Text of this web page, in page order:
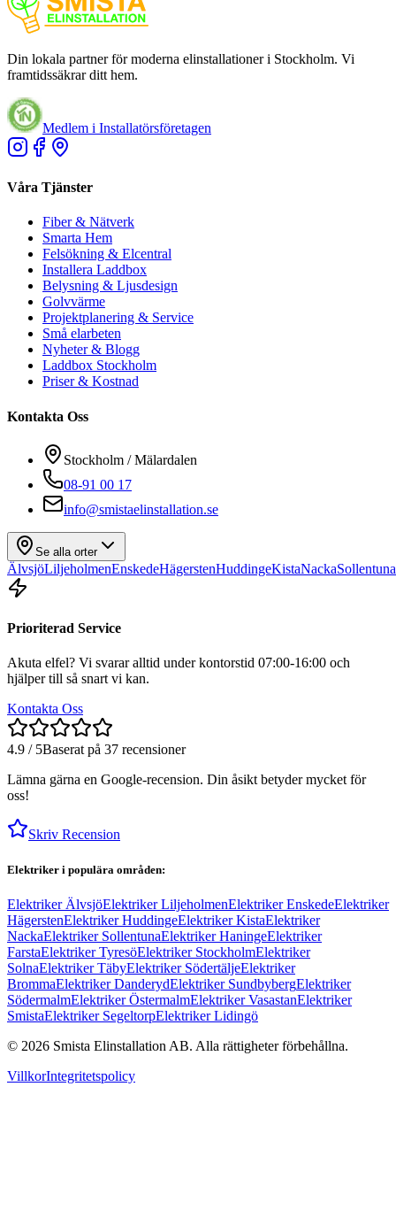
Din lokala partner för moderna elinstallationer i Stockholm. Vi
framtidssäkrar ditt hem.
Medlem i Installatörsföretagen
Våra Tjänster
Fiber & Nätverk
Smarta Hem
Felsökning & Elcentral
Installera Laddbox
Belysning & Ljusdesign
Golvvärme
Projektplanering & Service
Små elarbeten
Nyheter & Blogg
Laddbox Stockholm
Priser & Kostnad
Kontakta Oss
Stockholm / Mälardalen
08-91 00 17
info@smistaelinstallation.se
Se alla orter
ÄlvsjöLiljeholmenEnskedeHägerstenHuddingeKistaNackaSollentuna
Prioriterad Service
Akuta elfel? Vi svarar alltid under kontorstid 07:00-16:00 och
hjälper till så snart vi kan.
Kontakta Oss
4.9 / 5Baserat på 37 recensioner
Lämna gärna en Google-recension. Din åsikt betyder mycket för
oss!
Skriv Recension
Elektriker i populära områden:
Elektriker ÄlvsjöElektriker LiljeholmenElektriker EnskedeElektriker
HägerstenElektriker HuddingeElektriker KistaElektriker
NackaElektriker SollentunaElektriker HaningeElektriker
FarstaElektriker TyresöElektriker StockholmElektriker
SolnaElektriker TäbyElektriker SödertäljeElektriker
BrommaElektriker DanderydElektriker SundbybergElektriker
SödermalmElektriker ÖstermalmElektriker VasastanElektriker
SmistaElektriker SegeltorpElektriker Lidingö
© 2026 Smista Elinstallation AB. Alla rättigheter förbehållna.
VillkorIntegritetspolicy